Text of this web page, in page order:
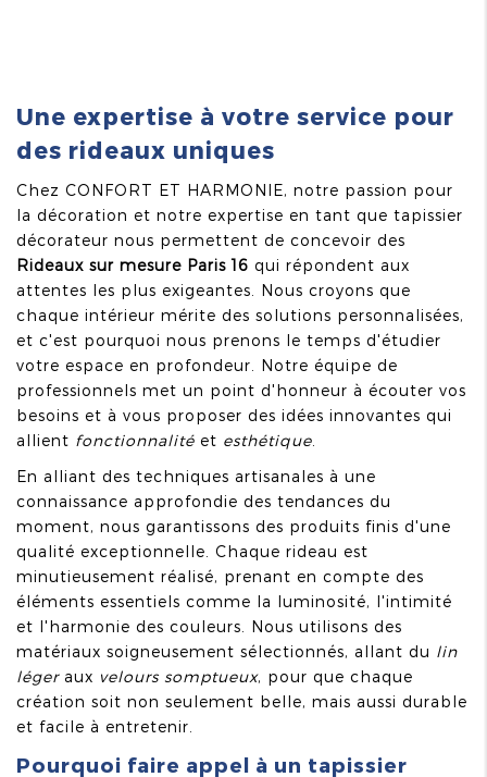
Une expertise à votre service pour
des rideaux uniques
Chez CONFORT ET HARMONIE, notre passion pour
la décoration et notre expertise en tant que tapissier
décorateur nous permettent de concevoir des
Rideaux sur mesure Paris 16 qui répondent aux
attentes les plus exigeantes. Nous croyons que
chaque intérieur mérite des solutions personnalisées,
et c'est pourquoi nous prenons le temps d'étudier
votre espace en profondeur. Notre équipe de
professionnels met un point d'honneur à écouter vos
besoins et à vous proposer des idées innovantes qui
allient fonctionnalité et esthétique
En alliant des techniques artisanales à une
connaissance approfondie des tendances du
moment, nous garantissons des produits finis d'une
qualité exceptionnelle. Chaque rideau est
minutieusement réalisé, prenant en compte des
éléments essentiels comme la luminosité, l'intimité
et l'harmonie des couleurs. Nous utilisons des
matériaux soigneusement sélectionnés, allant du lin
légeraux velours somptueux, pour que chaque
création soit non seulement belle, mais aussi durable
et facile à entretenir.
Pourquoi faire appel à un tapissier